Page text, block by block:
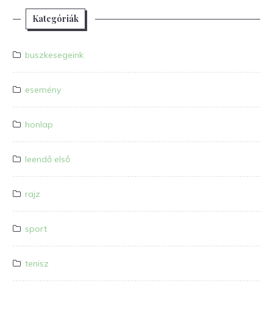
Kategóriák
buszkesegeink
esemény
honlap
leendő első
rajz
sport
tenisz